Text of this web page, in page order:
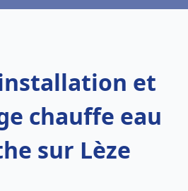
et
chauffe eau
sur Lèze